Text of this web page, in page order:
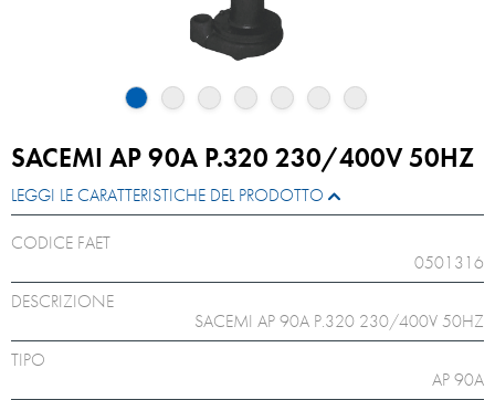
SACEMI AP 90A P.320 230/400V 50HZ
LEGGI LE CARATTERISTICHE DEL PRODOTTO
CODICE FAET
0501316
DESCRIZIONE
SACEMI AP 90A P.320 230/400V 50HZ
TIPO
AP 90A